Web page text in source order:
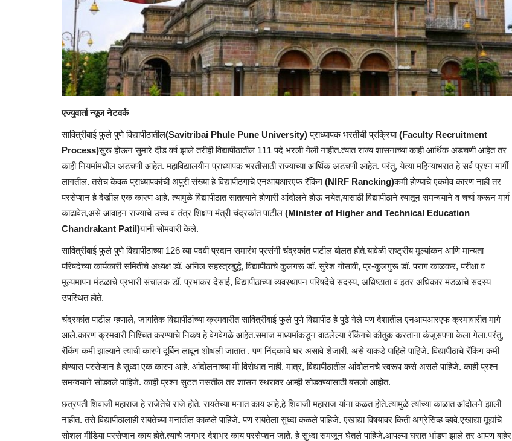
एज्युवार्ता न्यूज नेटवर्क
सावित्रीबाई फुले पुणे विद्यापीठातील(Savitribai Phule Pune University)प्राध्यापक भरतीची प्रक्रिया(Faculty Recruitment
Process)सुरू होऊन सुमारे दीड वर्ष झाले तरीही विद्यापीठातील 111 पदे भरली गेली नाहीत.त्यात राज्य शासनाच्या काही आर्थिक अडचणी आहेत तर
काही नियमांमधील अडचणी आहेत. महाविद्यालयीन प्राध्यापक भरतीसाठी राज्याच्या आर्थिक अडचणी आहेत. परंतु, येत्या महिन्याभरात हे सर्व प्रश्न मार्गी
लागतील. तसेच केवळ प्राध्यापकांची अपुरी संख्या हे विद्यापीठगाचे एनआयआरएफ रॅकिंग (NIRF Rancking)कमी होण्याचे एकमेव कारण नाही तर
परसेप्शन हे देखील एक कारण आहे. त्यामुळे विद्यापीठात सातत्याने होणारी आंदोलने होऊ नयेत,यासाठी विद्यापीठाने त्यातून समन्वयाने व चर्चा करून मार्ग
काढावेत,असे आवाहन राज्याचे उच्च व तंत्र शिक्षण मंत्री चंद्रकांत पाटील (Minister of Higher and Technical Education
Chandrakant Patil)यांनी सोमवारी केले.
सावित्रीबाई फुले पुणे विद्यापीठाच्या 126 व्या पदवी प्रदान समारंभ प्रसंगी चंद्रकांत पाटील बोलत होते.यावेळी राष्ट्रीय मूल्यांकन आणि मान्यता
परिषदेच्या कार्यकारी समितीचे अध्यक्ष डॉ. अनिल सहस्त्रबुद्धे, विद्यापीठाचे कुलगरू डॉ. सुरेश गोसावी, प्र-कुलगुरू डॉ. पराग काळकर, परीक्षा व
मूल्यमापन मंडळाचे प्रभारी संचालक डॉ. प्रभाकर देसाई, विद्यापीठाच्या व्यवस्थापन परिषदेचे सदस्य, अधिष्ठाता व इतर अधिकार मंडळाचे सदस्य
उपस्थित होते.
चंद्रकांत पाटील म्हणाले, जागतिक विद्यापीठांच्या क्रमवारीत सावित्रीबाई फुले पुणे विद्यापीठ हे पुढे गेले पण देशातील एनआयआरएफ क्रमावारीत मागे
आले.कारण क्रमवारी निश्चित करण्याचे निकष हे वेगवेगळे आहेत.समाज माध्यमांकडून वाढलेल्या रॅकिंगचे कौतुक करताना कंजूसपणा केला गेला.परंतु,
रॅकिंग कमी झाल्याने त्यांची कारणे दूर्बिन लावून शोधली जातात . पण निंदकाचे घर असावे शेजारी, असे याकडे पाहिले पाहिजे. विद्यापीठाचे रॅकिंग कमी
होण्यास परसेप्शन हे सुध्दा एक कारण आहे. आंदोलनाच्या मी विरोधात नाही. मात्र, विद्यापीठातील आंदोलनचे स्वरूप कसे असले पाहिजे. काही प्रश्न
समन्वयाने सोडवले पाहिजे. काही प्रश्न सुटत नसतील तर शासन स्थरावर आम्ही सोडवण्यासाठी बसलो आहोत.
छत्रपती शिवाजी महाराज हे राजेतेचे राजे होते. रायतेच्या मनात काय आहे,हे शिवाजी महाराज यांना कळत होते.त्यामुळे त्यांच्या काळात आंदोलने झाली
नाहीत. तसे विद्यापीठालाही रायतेच्या मनातील काळले पाहिजे. पण रायतेला सुध्दा कळले पाहिजे. एखाद्या विषयावर किती अग्रेसिव्ह व्हावे.एखाद्या मूद्यांचे
सोशल मीडिया परसेप्शन काय होते.त्याचे जगभर देशभर काय परसेप्शन जाते. हे सुध्दा समजून घेतले पाहिजे.आपल्या घरात भांडण झाले तर आपण बाहेर